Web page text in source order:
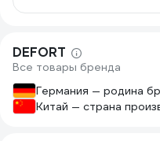
DEFORT
Все товары бренда
Германия — родина
Китай — страна